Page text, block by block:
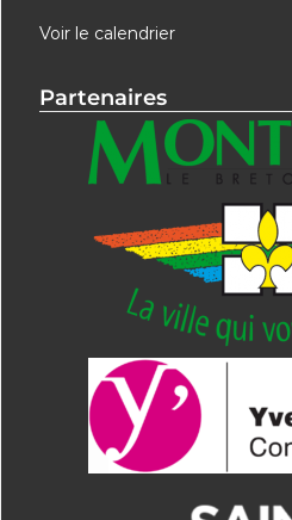
Voir le calendrier
Partenaires